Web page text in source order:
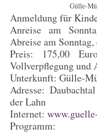
Gülle-
Anmeldung für
Anreise am
Abreise am
Preis: 175,00
Vollverpflegung und
Unterkunft: Gülle-
Adresse:
der Lahn
Internet:
Programm: